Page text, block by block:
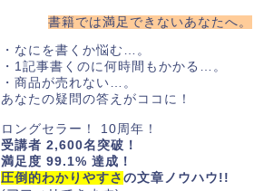
書籍では満足できないあなたへ。
・なにを書くか悩む…。
・1記事書くのに何時間もかかる…。
・商品が売れない…。
あなたの疑問の答えがココに！
ロングセラー！ 10周年！
受講者 2,600名突破！
満足度 99.1% 達成！
圧倒的わかりやすさ の文章ノウハウ!!